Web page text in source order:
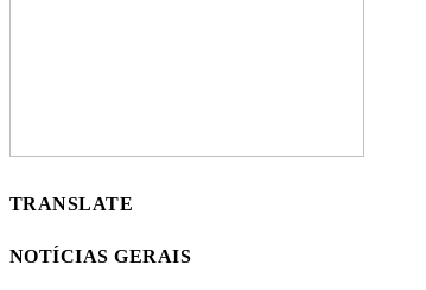
TRANSLATE
NOTÍCIAS GERAIS